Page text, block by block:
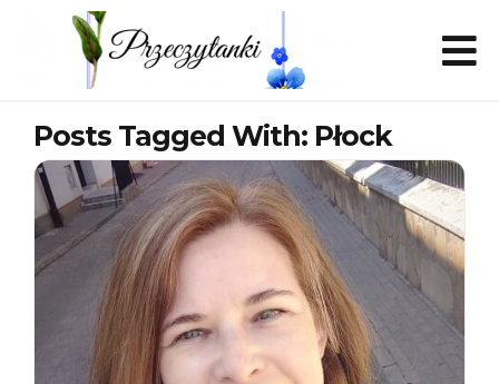
Posts Tagged With: Płock